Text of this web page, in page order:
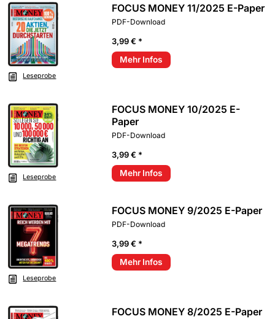
Leseprobe
FOCUS MONEY 11/2025 E-Paper
PDF-Download
3,99 € *
Mehr Infos
Leseprobe
FOCUS MONEY 10/2025 E-
Paper
PDF-Download
3,99 € *
Mehr Infos
Leseprobe
FOCUS MONEY 9/2025 E-Paper
PDF-Download
3,99 € *
Mehr Infos
FOCUS MONEY 8/2025 E-Paper